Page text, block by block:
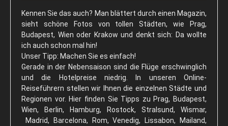
Kennen Sie das auch? Man blättert durch einen Magazin,
sieht schöne Fotos von tollen Städten, wie Prag,
Budapest, Wien oder Krakow und denkt sich: Da wollte
ich auch schon mal hin!
Unser Tipp: Machen Sie es einfach!
Gerade in der Nebensaison sind die Flüge erschwinglich
und die Hotelpreise niedrig. In unseren Online-
Reiseführern stellen wir Ihnen die einzelnen Städte und
Regionen vor. Hier finden Sie Tipps zu Prag, Budapest,
Wien, Berlin, Hamburg, Rostock, Stralsund, Wismar,
Madrid, Barcelona, Rom, Venedig, Lissabon, Mailand,